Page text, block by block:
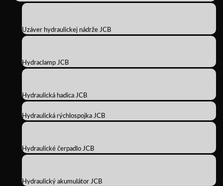
Uzáver hydraulickej nádrže JCB
Hydraclamp JCB
Hydraulická hadica JCB
Hydraulická rýchlospojka JCB
Hydraulické čerpadlo JCB
Hydraulický akumulátor JCB